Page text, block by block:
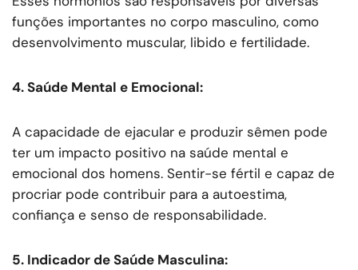
funções importantes no corpo masculino, como
desenvolvimento muscular, libido e fertilidade.
4. Saúde Mental e Emocional:
A capacidade de ejacular e produzir sêmen pode
ter um impacto positivo na saúde mental e
emocional dos homens. Sentir-se fértil e capaz de
procriar pode contribuir para a autoestima,
confiança e senso de responsabilidade.
5. Indicador de Saúde Masculina: